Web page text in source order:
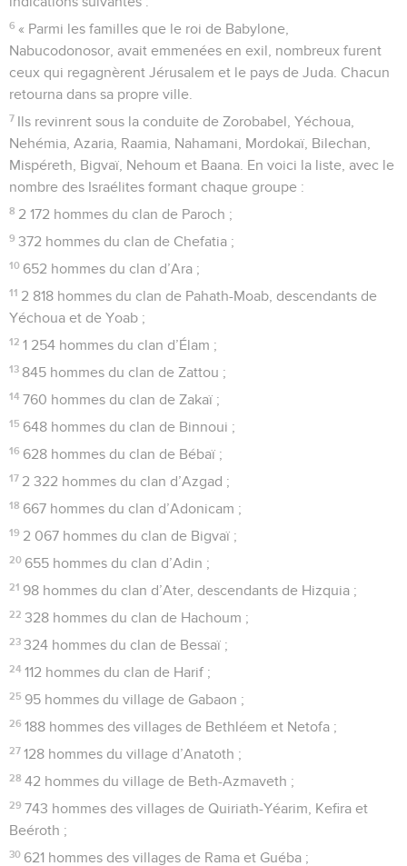
6 « Parmi les familles que le roi de Babylone,
Nabucodonosor, avait emmenées en exil, nombreux furent
ceux qui regagnèrent Jérusalem et le pays de Juda. Chacun
retourna dans sa propre ville.
7 Ils revinrent sous la conduite de Zorobabel, Yéchoua,
Nehémia, Azaria, Raamia, Nahamani, Mordokaï, Bilechan,
Mispéreth, Bigvaï, Nehoum et Baana. En voici la liste, avec le
nombre des Israélites formant chaque groupe :
8 2 172 hommes du clan de Paroch ;
9 372 hommes du clan de Chefatia ;
10 652 hommes du clan d’Ara ;
11 2 818 hommes du clan de Pahath-Moab, descendants de
Yéchoua et de Yoab ;
12 1 254 hommes du clan d’Élam ;
13 845 hommes du clan de Zattou ;
14 760 hommes du clan de Zakaï ;
15 648 hommes du clan de Binnoui ;
16 628 hommes du clan de Bébaï ;
17 2 322 hommes du clan d’Azgad ;
18 667 hommes du clan d’Adonicam ;
19 2 067 hommes du clan de Bigvaï ;
20 655 hommes du clan d’Adin ;
21 98 hommes du clan d’Ater, descendants de Hizquia ;
22 328 hommes du clan de Hachoum ;
23 324 hommes du clan de Bessaï ;
24 112 hommes du clan de Harif ;
25 95 hommes du village de Gabaon ;
26 188 hommes des villages de Bethléem et Netofa ;
27 128 hommes du village d’Anatoth ;
28 42 hommes du village de Beth-Azmaveth ;
29 743 hommes des villages de Quiriath-Yéarim, Kefira et
Beéroth ;
30 621 hommes des villages de Rama et Guéba ;